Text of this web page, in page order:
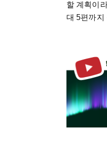
할 계획이
대 5편까지